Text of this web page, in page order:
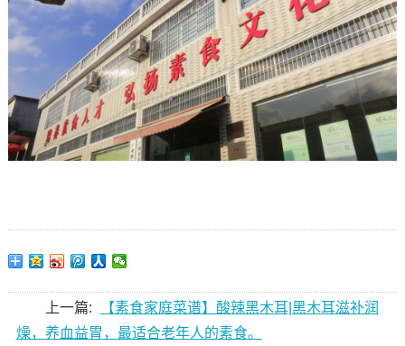
上一篇:
【素食家庭菜谱】酸辣黑木耳|黑木耳滋补润
燥，养血益胃，最适合老年人的素食。